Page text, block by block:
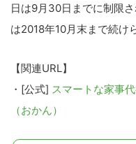
日は9月30日までに制限
は2018年10月末まで続け
【関連URL】
・[公式] スマートな家事
（おかん）